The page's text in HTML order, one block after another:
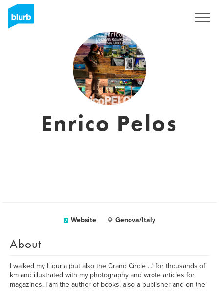
Enrico Pelos
Website Genova/Italy
About
I walked my Liguria (but also the Grand Circle ...) for thousands of
km and illustrated with my photography and wrote articles for
magazines. I am the author of books, also a publisher and on the